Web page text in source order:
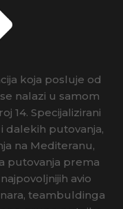
koja posluje od
nalazi u samom
14. Specijalizirani
dalekih putovanja,
na Mediteranu,
putovanja prema
avio
teambuldinga